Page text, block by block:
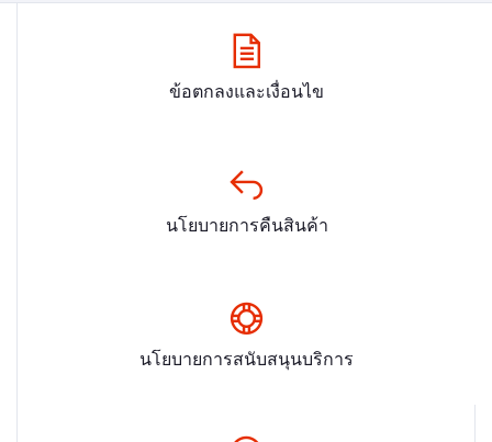
ข้อตกลงและเงื่อนไข
นโยบายการคืนสินค้า
นโยบายการสนับสนุนบริการ